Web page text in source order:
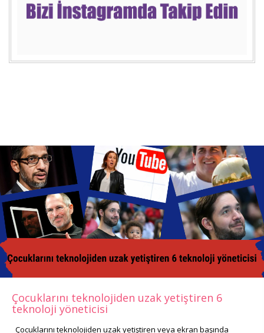
Çocuklarını teknolojiden uzak yetiştiren 6
teknoloji yöneticisi
Çocuklarını teknolojiden uzak yetiştiren veya ekran başında